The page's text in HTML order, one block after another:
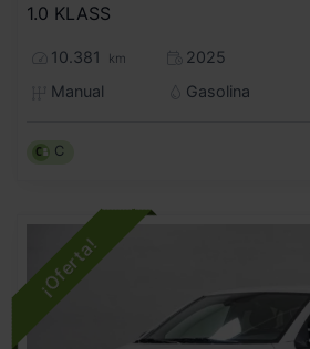
1.0 KLASS
10.381 km
2025
Manual
Gasolina
C